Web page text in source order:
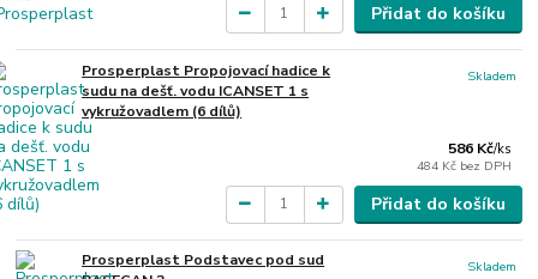
Přidat do košíku
Prosperplast Propojovací hadice k
sudu na dešť. vodu ICANSET 1 s
vykružovadlem (6 dílů)
586 Kč/ks
484 Kč bez DPH
Skladem
Přidat do košíku
Prosperplast Podstavec pod sud
Skladem